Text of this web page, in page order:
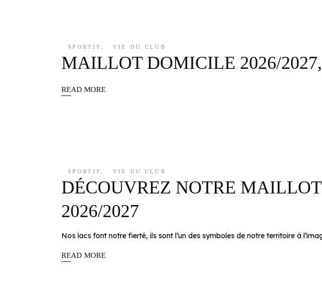
SPORTIF , VIE DU CLUB
MAILLOT DOMICILE 2026/
READ MORE
SPORTIF , VIE DU CLUB
DÉCOUVREZ NOTRE
2026/2027
Nos lacs font notre fierté, ils sont l’un des symboles de notre territoire à
READ MORE